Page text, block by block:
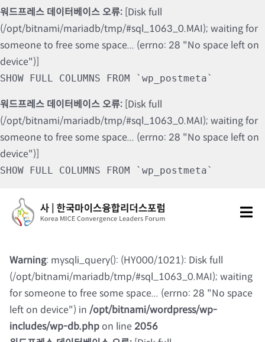
워드프레스 데이터베이스 오류: [Disk full
(/opt/bitnami/mariadb/tmp/#sql_1063_0.MAI); waiting for
someone to free some space... (errno: 28 "No space left on
device")]
SHOW FULL COLUMNS FROM `wp_postmeta`
워드프레스 데이터베이스 오류: [Disk full
(/opt/bitnami/mariadb/tmp/#sql_1063_0.MAI); waiting for
someone to free some space... (errno: 28 "No space left on
device")]
SHOW FULL COLUMNS FROM `wp_postmeta`
content
포럼소식
칼럼 및 기고
Warning: mysqli_query(): (HY000/1021): Disk full
(/opt/bitnami/mariadb/tmp/#sql_1063_0.MAI); waiting
for someone to free some space... (errno: 28 "No space
left on device") in /opt/bitnami/wordpress/wp-
includes/wp-db.phpon line2056